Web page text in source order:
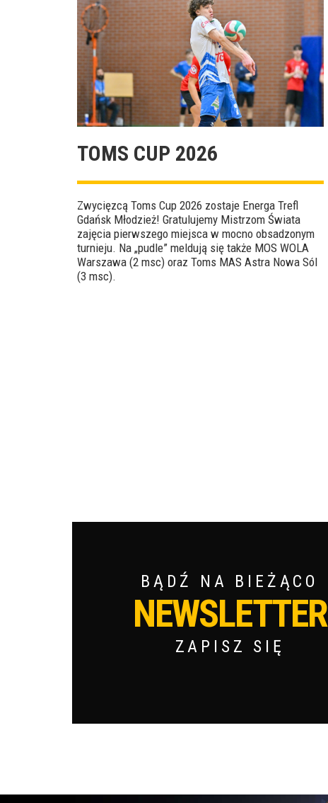
TOMS CUP 2026
Zwycięzcą Toms Cup 2026 zostaje Energa Trefl
Gdańsk Młodzież! Gratulujemy Mistrzom Świata
zajęcia pierwszego miejsca w mocno obsadzonym
turnieju. Na „pudle” meldują się także MOS WOLA
Warszawa (2 msc) oraz Toms MAS Astra Nowa Sól
(3 msc).
BĄDŹ NA BIEŻĄCO
NEWSLETTER
ZAPISZ SIĘ